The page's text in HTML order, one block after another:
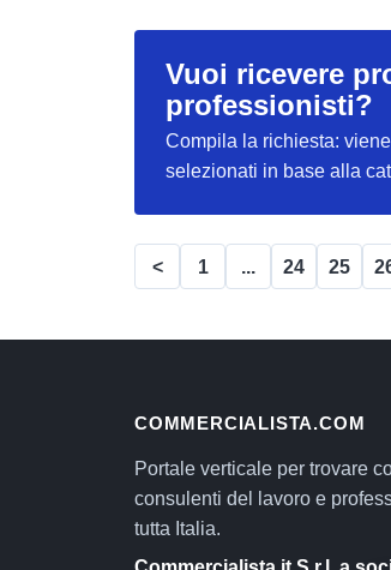
Vuoi ricevere
professionisti?
Compila la richiesta:
selezionati in base alla
< 1 ... 24 25
COMMERCIALISTA.COM
Portale verticale per trovare
consulenti del lavoro e
tutta Italia.